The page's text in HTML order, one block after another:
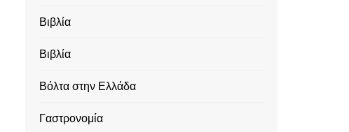
Βιβλία
Βιβλία
Βόλτα στην Ελλάδα
Γαστρονομία